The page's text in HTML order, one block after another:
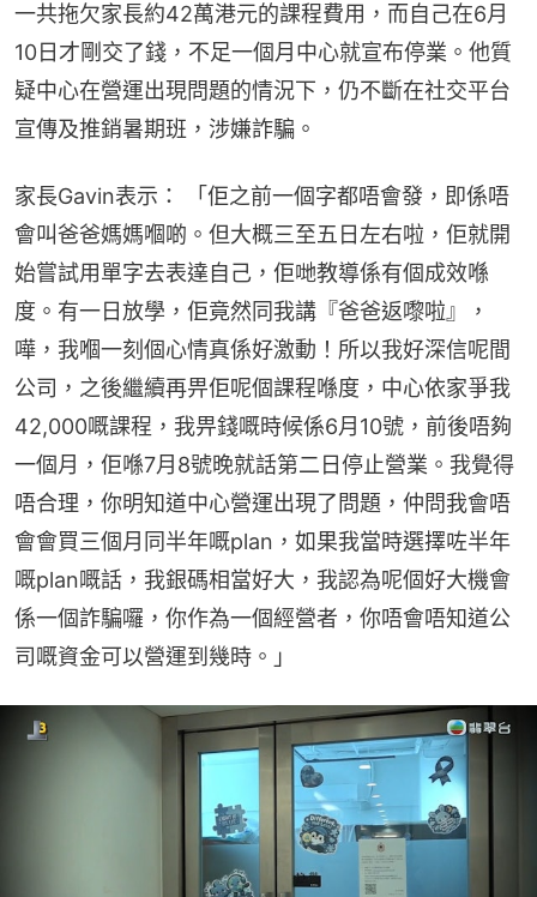
一共拖欠家長約42萬港元的課程費用，而自己在6月
10日才剛交了錢，不足一個月中心就宣布停業。他質
疑中心在營運出現問題的情況下，仍不斷在社交平台
宣傳及推銷暑期班，涉嫌詐騙。
家長Gavin表示： 「佢之前一個字都唔會發，即係唔
會叫爸爸媽媽嗰啲。但大概三至五日左右啦，佢就開
始嘗試用單字去表達自己，佢哋教導係有個成效喺
度。有一日放學，佢竟然同我講『爸爸返嚟啦』，
嘩，我嗰一刻個心情真係好激動！所以我好深信呢間
公司，之後繼續再畀佢呢個課程喺度，中心依家爭我
42,000嘅課程，我畀錢嘅時候係6月10號，前後唔夠
一個月，佢喺7月8號晚就話第二日停止營業。我覺得
唔合理，你明知道中心營運出現了問題，仲問我會唔
會會買三個月同半年嘅plan，如果我當時選擇咗半年
嘅plan嘅話，我銀碼相當好大，我認為呢個好大機會
係一個詐騙囉，你作為一個經營者，你唔會唔知道公
司嘅資金可以營運到幾時。」